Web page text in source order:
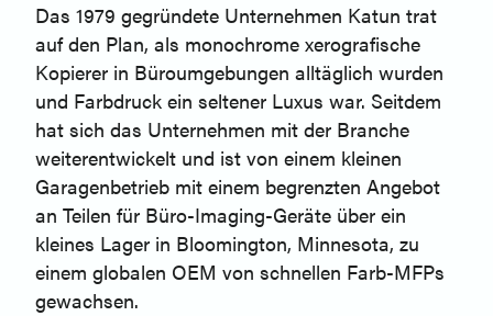
Das 1979 gegründete Unternehmen Katun trat
auf den Plan, als monochrome xerografische
Kopierer in Büroumgebungen alltäglich wurden
und Farbdruck ein seltener Luxus war. Seitdem
hat sich das Unternehmen mit der Branche
weiterentwickelt und ist von einem kleinen
Garagenbetrieb mit einem begrenzten Angebot
an Teilen für Büro-Imaging-Geräte über ein
kleines Lager in Bloomington, Minnesota, zu
einem globalen OEM von schnellen Farb-MFPs
gewachsen.